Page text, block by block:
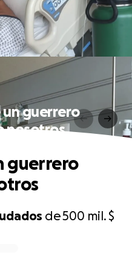
un guerrero
nosotros
de500 mil. $
guerrero